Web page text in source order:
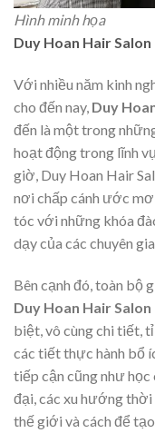
Hình minh họa
Duy Hoan Hair
Với nhiều năm kinh
cho đến nay, Duy
đến là một trong
hoạt động trong lĩnh
giờ, Duy Hoan Hair
nơi chấp cánh ước
tóc với những khóa
dạy của các chuyên
Bên cạnh đó, toàn bộ
Duy Hoan Hair
biệt, vô cùng chi tiết,
các tiết thực hành bổ
tiếp cận cũng như
đại, các xu hướng thời
thế giới và cách để